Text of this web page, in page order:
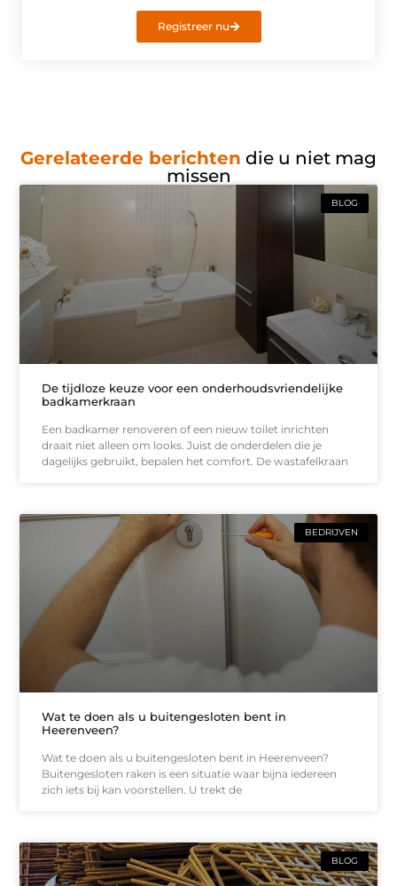
Registreer nu
Gerelateerde berichten die u niet mag
missen
BLOG
De tijdloze keuze voor een onderhoudsvriendelijke
badkamerkraan
Een badkamer renoveren of een nieuw toilet inrichten
draait niet alleen om looks. Juist de onderdelen die je
dagelijks gebruikt, bepalen het comfort. De wastafelkraan
BEDRIJVEN
Wat te doen als u buitengesloten bent in
Heerenveen?
Wat te doen als u buitengesloten bent in Heerenveen?
Buitengesloten raken is een situatie waar bijna iedereen
zich iets bij kan voorstellen. U trekt de
BLOG